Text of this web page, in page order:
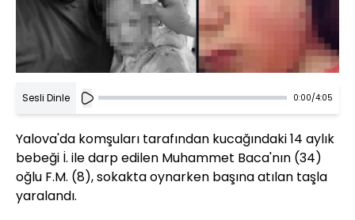
Sesli Dinle 0:00/4:05
Yalova'da komşuları tarafından kucağındaki 14 aylık
bebeği İ. ile darp edilen Muhammet Baca'nın (34)
oğlu F.M. (8), sokakta oynarken başına atılan taşla
yaralandı.